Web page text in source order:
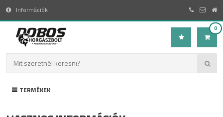
Információk
0
TERMÉKEK